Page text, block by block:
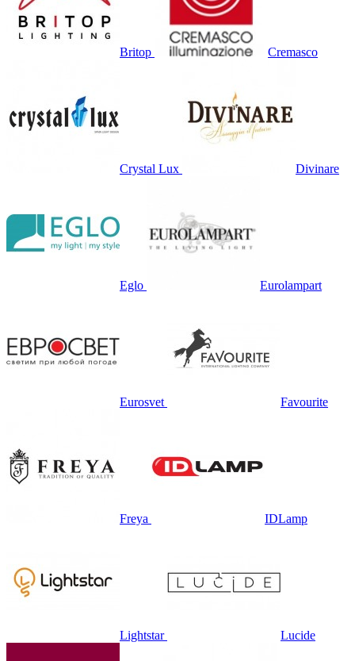
Britop Cremasco
Crystal Lux Divinare
Eglo Eurolampart
Eurosvet Favourite
Freya IDLamp
Lightstar Lucide